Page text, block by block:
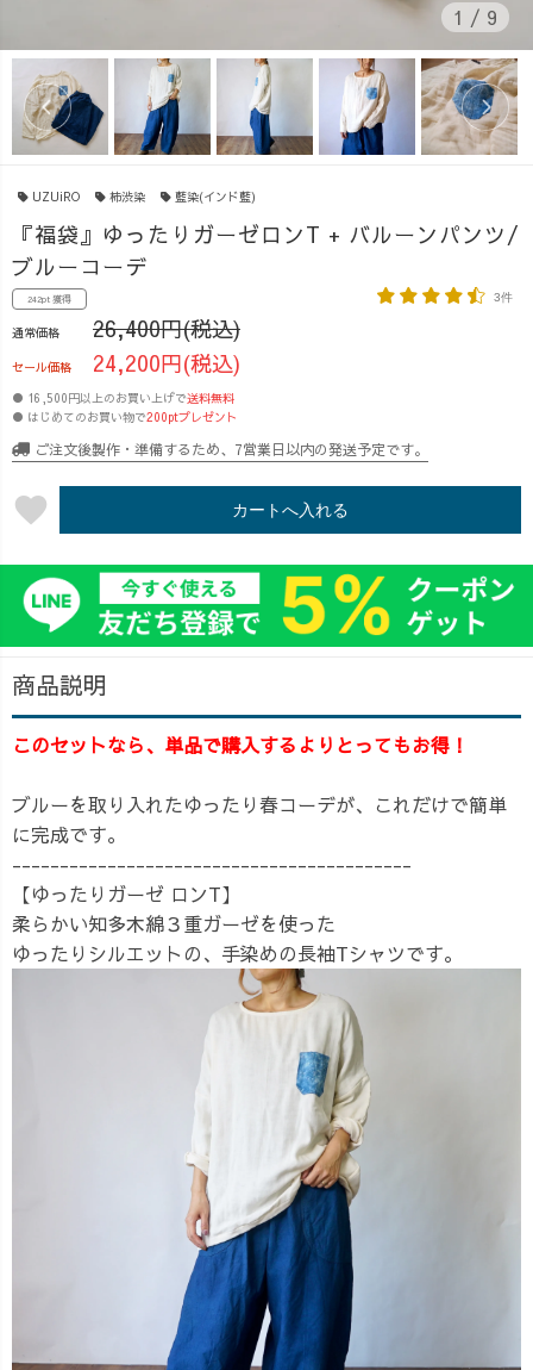
1 / 9
UZUiRO 柿渋染 藍染(インド藍)
『福袋』ゆったりガーゼロンT + バルーンパンツ/
ブルーコーデ
242pt 獲得 3件
通常価格 26,400円(税込)
セール価格 24,200円(税込)
● 16,500円以上のお買い上げで送料無料
● はじめてのお買い物で200ptプレゼント
ご注文後製作・準備するため、7営業日以内の発送予定です。
favorite カートへ入れる
商品説明
このセットなら、単品で購入するよりとってもお得！
ブルーを取り入れたゆったり春コーデが、これだけで簡単
に完成です。
------------------------------------------
【ゆったりガーゼ ロンT】
柔らかい知多木綿３重ガーゼを使った
ゆったりシルエットの、手染めの長袖Tシャツです。